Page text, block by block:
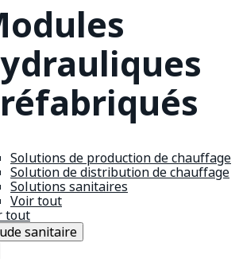
Solutions de production de chauffage
Solution de distribution de chauffage
Solutions sanitaires
Voir tout
tout
sanitaire